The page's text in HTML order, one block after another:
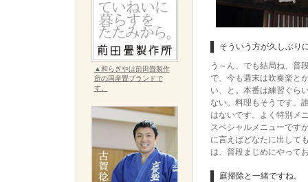
▲和らぎやは前田畳製作
所の国産畳ブランドで
す。
そういう方が久しぶり
う～ん、でも結局ね、普
で、今も週末は吹奏楽と
い、と。本番は練習ぐら
ない。料理もそうです。
はないです。よく特別メ
スペシャルメニューです
に言えばどなたに出して
は、普段まじめにやって
庭掃除と一緒ですね。